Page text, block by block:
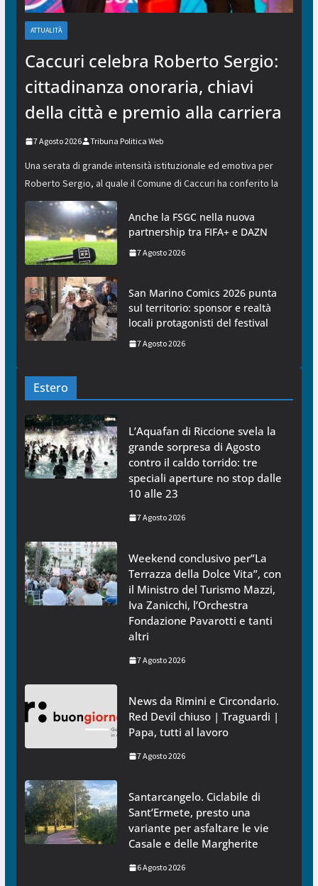
ATTUALITÀ
Caccuri celebra Roberto Sergio:
cittadinanza onoraria, chiavi
della città e premio alla carriera
7 Agosto 2026 Tribuna Politica Web
Una serata di grande intensità istituzionale ed emotiva per
Roberto Sergio, al quale il Comune di Caccuri ha conferito la
Anche la FSGC nella nuova
partnership tra FIFA+ e DAZN
7 Agosto 2026
San Marino Comics 2026 punta
sul territorio: sponsor e realtà
locali protagonisti del festival
7 Agosto 2026
Estero
L’Aquafan di Riccione svela la
grande sorpresa di Agosto
contro il caldo torrido: tre
speciali aperture no stop dalle
10 alle 23
7 Agosto 2026
Weekend conclusivo per”La
Terrazza della Dolce Vita”, con
il Ministro del Turismo Mazzi,
Iva Zanicchi, l’Orchestra
Fondazione Pavarotti e tanti
altri
7 Agosto 2026
News da Rimini e Circondario.
Red Devil chiuso | Traguardi |
Papa, tutti al lavoro
7 Agosto 2026
Santarcangelo. Ciclabile di
Sant’Ermete, presto una
variante per asfaltare le vie
Casale e delle Margherite
6 Agosto 2026